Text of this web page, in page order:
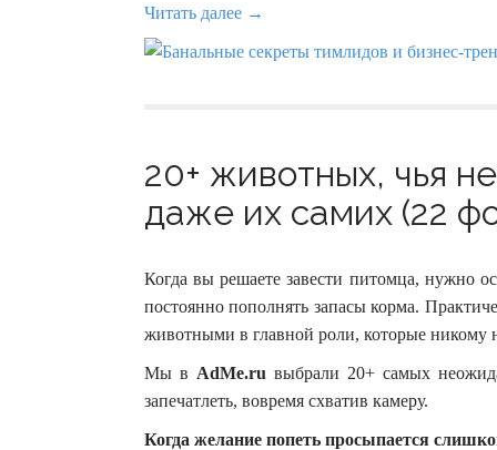
Читать далее →
20+ животных, чья
даже их самих (22
Когда вы решаете завести питомца, нужно
постоянно пополнять запасы корма.
животными в главной роли, которые никому
Мы в AdMe.ru выбрали 20+ самых
запечатлеть, вовремя схватив камеру.
Когда желание попеть просыпается